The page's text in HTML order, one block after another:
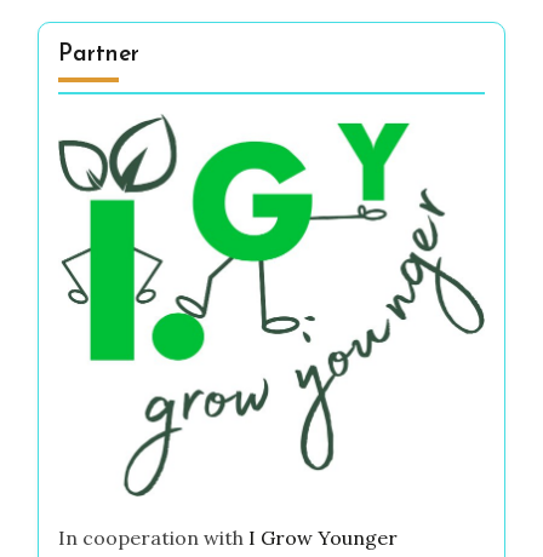
Partner
In cooperation with I Grow Younger